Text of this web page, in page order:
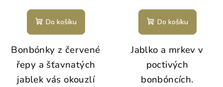
Do košíku
Bonbónky z červené
řepy a šťavnatých
jablek vás okouzlí
Do košíku
Jablko a mrkev v
poctivých
bonbóncích.